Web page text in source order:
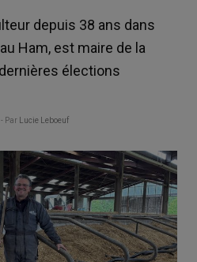
depuis 38 ans dans
Ham, est maire de la
élections
- Par Lucie Leboeuf